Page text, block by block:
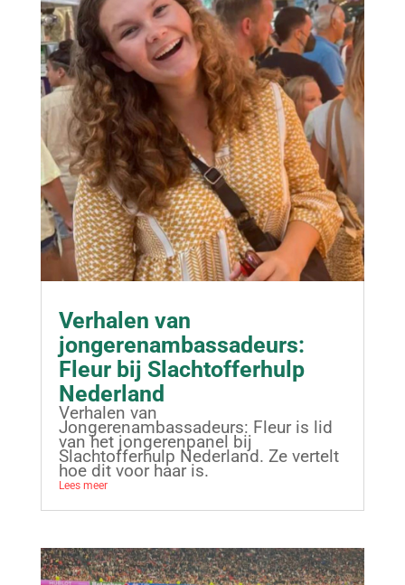
Verhalen van
jongerenambassadeurs:
Fleur bij Slachtofferhulp
Nederland
Verhalen van
Jongerenambassadeurs: Fleur is lid
van het jongerenpanel bij
Slachtofferhulp Nederland. Ze vertelt
hoe dit voor haar is.
Lees meer